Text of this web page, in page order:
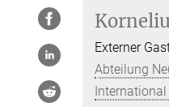
Externer
Abteilung
International